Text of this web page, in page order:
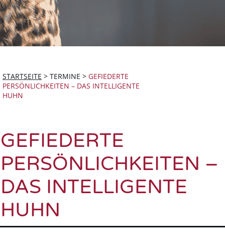
STARTSEITE > TERMINE > GEFIEDERTE
PERSÖNLICHKEITEN – DAS INTELLIGENTE
HUHN
GEFIEDERTE
PERSÖNLICHKEITEN –
DAS INTELLIGENTE
HUHN